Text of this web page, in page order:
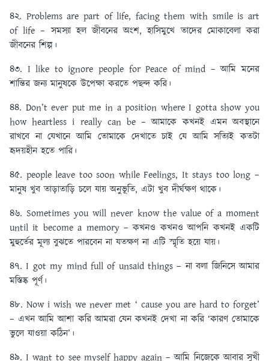
৪২. Problems are part of life, facing them with smile is art
of life – সমস্যা হল জীবনের অংশ, হাসিমুখে তাদের মোকাবেলা করা
জীবনের শিল্প।
৪৩. I like to ignore people for Peace of mind – আমি মনের
শান্তির জন্য মানুষকে উপেক্ষা করতে পছন্দ করি।
৪৪. Don’t ever put me in a position where I gotta show you
how heartless i really can be – আমাকে কখনই এমন অবস্থানে
রাখবে না যেখানে আমি তোমাকে দেখাতে চাই যে আমি সত্যিই কতটা
হৃদয়হীন হতে পারি।
৪৫. people leave too soon while Feelings, It stays too long –
মানুষ খুব তাড়াতাড়ি চলে যায় অনুভূতি, এটা খুব দীর্ঘক্ষণ থাকে।
৪৬. Sometimes you will never know the value of a moment
until it become a memory – কখনও কখনও আপনি কখনই একটি
মুহুর্তের মূল্য বুঝতে পারবেন না যতক্ষণ না এটি স্মৃতি হয়ে যায়।
৪৭. I got my mind full of unsaid things – না বলা জিনিসে আমার
মস্তিষ্ক পূর্ণ।
৪৮. Now i wish we never met ‘ cause you are hard to forget’
– এখন আমি আশা করি আমরা যেন কখনই দেখা না করি ‘কারণ তোমাকে
ভুলে যাওয়া কঠিন’।
৪৯. I want to see myself happy again – আমি নিজেকে আবার সুখী